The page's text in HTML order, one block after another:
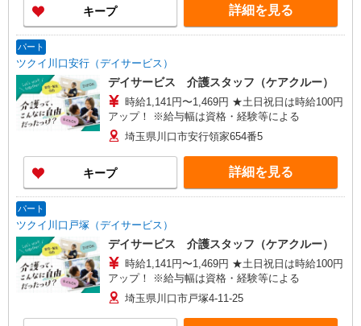
川ビル1階 【在宅介護センター加須】埼玉県加須
市花崎一丁目23番地10 【在宅介護センター上尾】
埼玉県上尾市上町一丁目11番地20 伊藤店舗1階
丁目2番地2 AMENITYHOUSE 【在宅介護センタ
ー春日部】埼玉県春日部市粕壁東二丁目3番地40
グレースヒル橋本202号室
キープ 詳細を見る
パート
ツクイ川口安行（デイサービス）
デイサービス 介護スタッフ（ケアクルー）
時給1,141円〜1,469円 ★土日祝日は時給100円
アップ！ ※給与幅は資格・経験等による
埼玉県川口市安行領家654番5
キープ 詳細を見る
パート
ツクイ川口戸塚（デイサービス）
デイサービス 介護スタッフ（ケアクルー）
時給1,141円〜1,469円 ★土日祝日は時給100円
アップ！ ※給与幅は資格・経験等による
埼玉県川口市戸塚4-11-25